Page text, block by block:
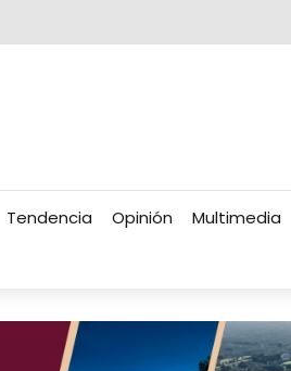
Tendencia Opinión Multimedia